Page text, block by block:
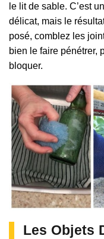
le lit de sable. C’est
délicat, mais le
posé, comblez les
bien le faire pénétrer,
bloquer.
Les Objets